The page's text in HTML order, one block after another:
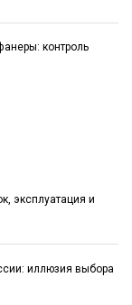
контроль
эксплуатация и
иллюзия выбора